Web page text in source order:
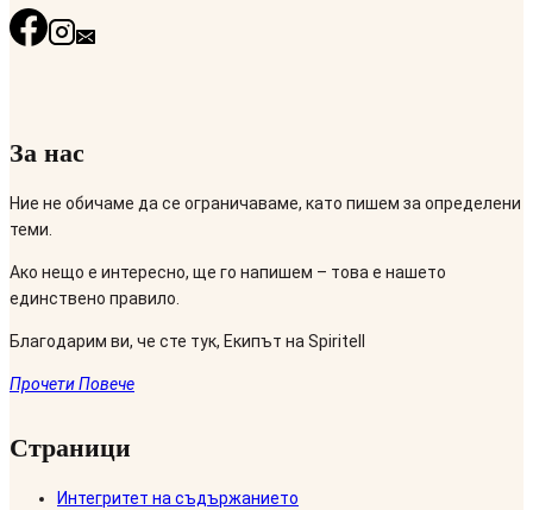
За нас
Ние не обичаме да се ограничаваме, като пишем за определени
теми.
Ако нещо е интересно, ще го напишем – това е нашето
единствено правило.
Благодарим ви, че сте тук, Екипът на Spiritell
Прочети Повече
Страници
Интегритет на съдържанието